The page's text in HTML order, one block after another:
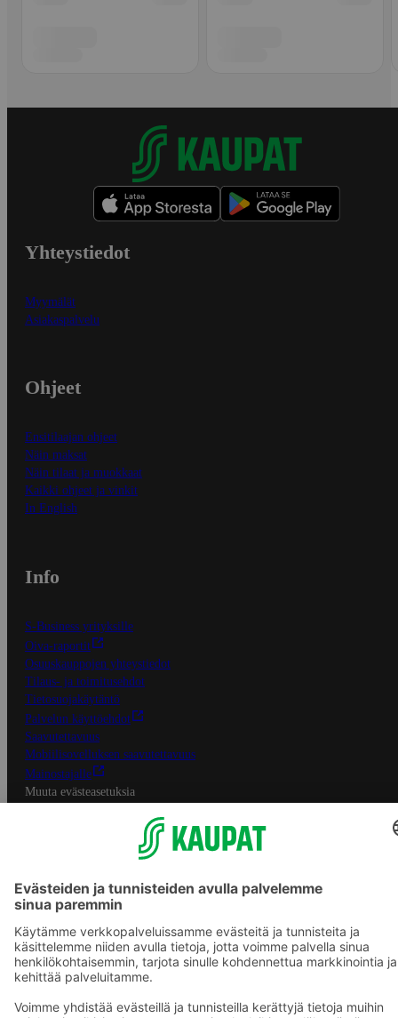
Yhteystiedot
Myymälät
Asiakaspalvelu
Ohjeet
Ensitilaajan ohjeet
Näin maksat
Näin tilaat ja muokkaat
Kaikki ohjeet ja vinkit
In English
Info
S-Business yrityksille
Oiva-raportit
Osuuskauppojen yhteystiedot
Tilaus- ja toimitusehdot
Tietosuojakäytäntö
Palvelun käyttöehdot
Saavutettavuus
Mobiilisovelluksen saavutettavuus
Mainostajalle
Muuta evästeasetuksia
S-ryhmän palvelut
S-ryhmä
Asiakasomistajuus
Yhteishyvä Ruoka -sovellus
S-ostoslista -sovellus
Sokos.fi